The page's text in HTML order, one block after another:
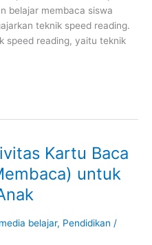
belajar membaca siswa
teknik speed reading.
speed reading, yaitu teknik
Kartu Baca
untuk
media belajar, Pendidikan /